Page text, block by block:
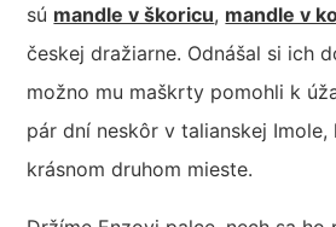
sú mandle v škoricu, mandle v
českej dražiarne. Odnášal si ich
možno mu maškrty pomohli k
pár dní neskôr v talianskej Imole,
krásnom druhom mieste.